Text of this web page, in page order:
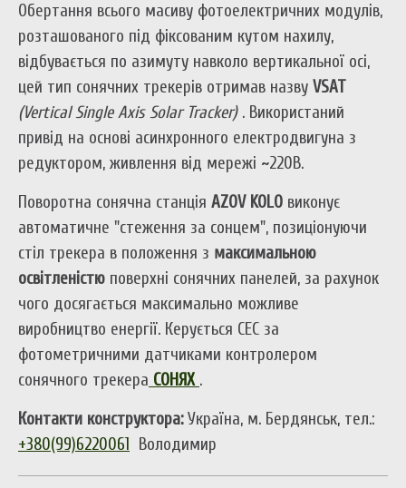
Обертання всього масиву фотоелектричних модулів,
розташованого під фіксованим кутом нахилу,
відбувається по азимуту навколо вертикальної осі,
цей тип сонячних трекерів отримав назву VSAT
(Vertical Single Axis Solar Tracker). Використаний
привід на основі асинхронного електродвигуна з
редуктором, живлення від мережі ~220В.
Поворотна сонячна станція AZOV KOLO виконує
автоматичне "стеження за сонцем", позиціонуючи
стіл трекера в положення з максимальною
освітленістю поверхні сонячних панелей, за рахунок
чого досягається максимально можливе
виробництво енергії. Керується СЕС за
фотометричними датчиками контролером
сонячного трекера СОНЯХ .
Контакти конструктора:Україна, м. Бердянськ, тел.:
+380(99)6220061
Володимир